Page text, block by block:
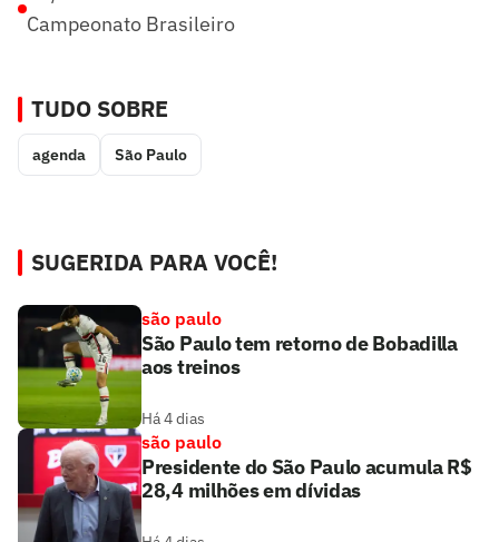
Campeonato Brasileiro
TUDO SOBRE
agenda São Paulo
SUGERIDA PARA VOCÊ!
são paulo
São Paulo tem retorno de Bobadilla
aos treinos
Há 4 dias
são paulo
Presidente do São Paulo acumula R$
28,4 milhões em dívidas